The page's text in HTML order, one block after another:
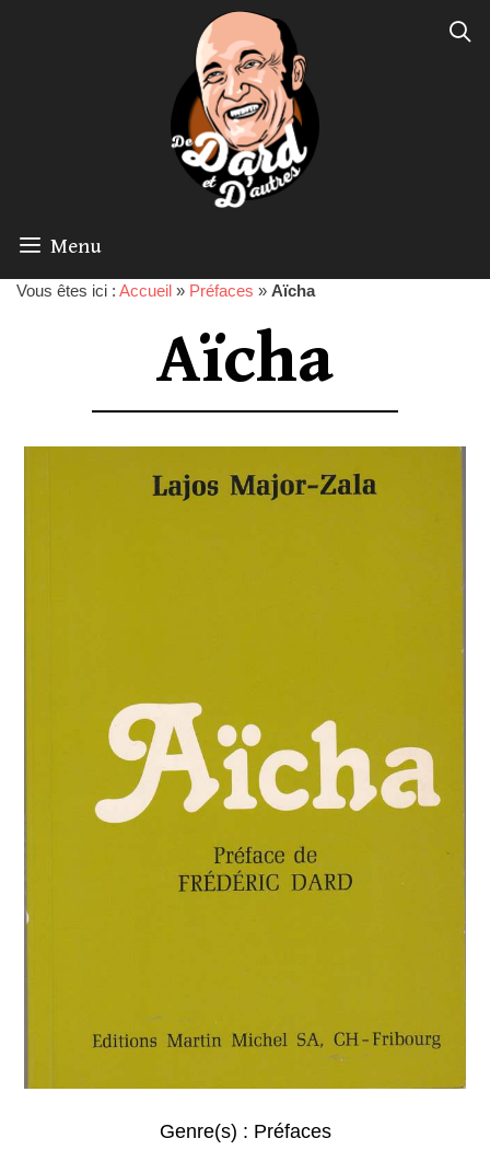
Menu
Vous êtes ici : Accueil » Préfaces » Aïcha
Aïcha
Genre(s) : Préfaces